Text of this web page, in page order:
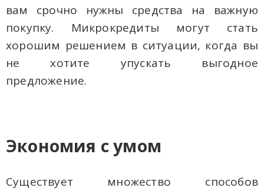
вам срочно нужны средства на важную
покупку. Микрокредиты могут стать
хорошим решением в ситуации, когда вы
не хотите упускать выгодное
предложение.
Экономия с умом
Существует множество способов